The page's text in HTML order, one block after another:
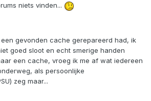
niets vinden...
gevonden cache gerepareerd had, ik
goed sloot en echt smerige handen
een cache, vroeg ik me af wat iedereen
als persoonlijke
zeg maar...